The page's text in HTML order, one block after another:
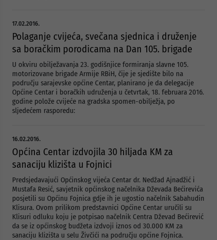
17.02.2016.
Polaganje cvijeća, svečana sjednica i druženje
sa boračkim porodicama na Dan 105. brigade
U okviru obilježavanja 23. godišnjice formiranja slavne 105.
motorizovane brigade Armije RBiH, čije je sjedište bilo na
području sarajevske općine Centar, planirano je da delegacije
Općine Centar i boračkih udruženja u četvrtak, 18. februara 2016.
godine polože cvijeće na gradska spomen-obilježja, po
sljedećem rasporedu:
16.02.2016.
Općina Centar izdvojila 30 hiljada KM za
sanaciju klizišta u Fojnici
Predsjedavajući Općinskog vijeća Centar dr. Nedžad Ajnadžić i
Mustafa Resić, savjetnik općinskog načelnika Dževada Bećirevića
posjetili su Općinu Fojnica gdje ih je ugostio načelnik Sabahudin
Klisura. Ovom prilikom predstavnici Općine Centar uručili su
Klisuri odluku koju je potpisao načelnik Centra Dževad Bećirević
da se iz općinskog budžeta izdvoji iznos od 30.000 KM za
sanaciju klizišta u selu Živčići na području općine Fojnica.